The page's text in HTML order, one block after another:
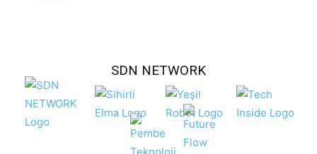
SDN NETWORK